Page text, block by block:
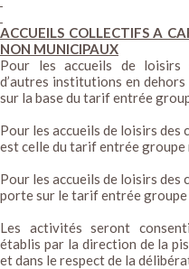
ACCUEILS COLLECTIFS A
NON MUNICIPAUX
Pour les accueils de loisirs
d’autres institutions en
sur la base du tarif entrée
Pour les accueils de loisirs
est celle du tarif entrée groupe
Pour les accueils de loisirs
porte sur le tarif entrée groupe
Les activités seront
établis par la direction de la
et dans le respect de la